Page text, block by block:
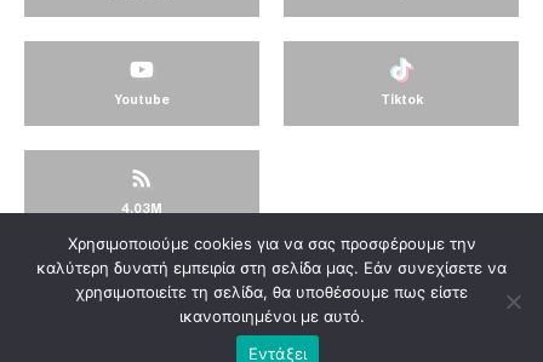
Youtube Tiktok
4.03M
© KorinthosTV @2025
Χρησιμοποιούμε cookies για να σας προσφέρουμε την
καλύτερη δυνατή εμπειρία στη σελίδα μας. Εάν συνεχίσετε να
χρησιμοποιείτε τη σελίδα, θα υποθέσουμε πως είστε
ικανοποιημένοι με αυτό.
Εντάξει